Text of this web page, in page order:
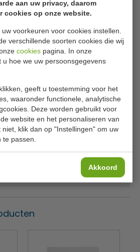
aan uw privacy, daarom
cookies op onze website.
voorkeuren voor cookies instellen.
verschillende soorten cookies die wij
cookies pagina. In onze
u hoe we uw persoonsgegevens
geeft u toestemming voor het
waaronder functionele, analytische
Deze worden gebruikt voor
website en het personaliseren van
klik dan op "Instellingen" om uw
passen.
Akkoord
met schuifdeuren waardoor ze
in drukke horeca keukens. Ook zeer
met beperkte ruimte.
tot 5 cm
7452.3005
120 x 60 x 85/90 cm